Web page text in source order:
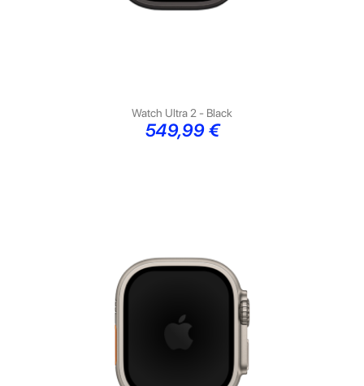
Watch Ultra 2 - Black
Preço
549,99 €